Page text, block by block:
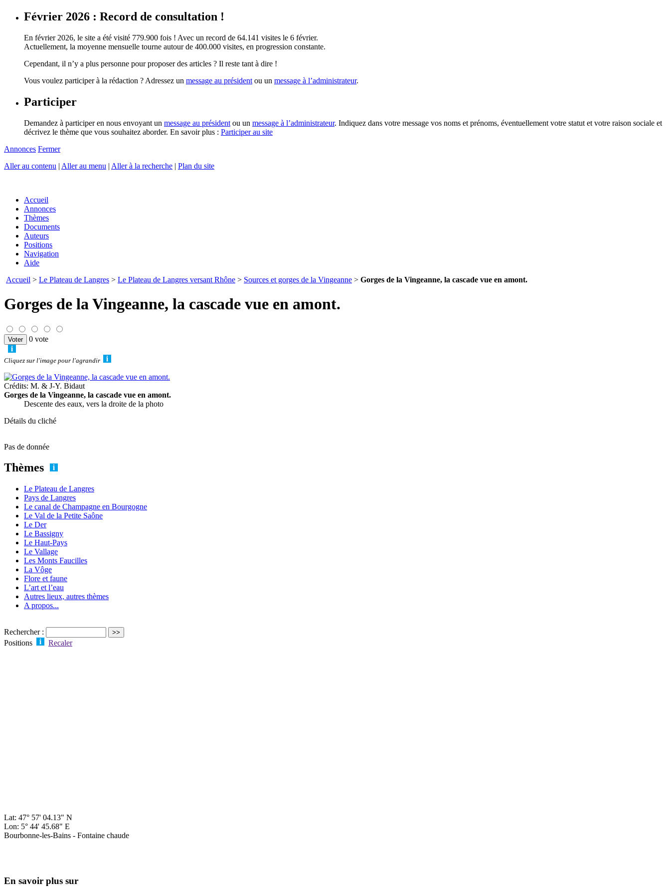
Février 2026 : Record de consultation !
En février 2026, le site a été visité 779.900 fois ! Avec un record de 64.141 visites le 6 février.
Actuellement, la moyenne mensuelle tourne autour de 400.000 visites, en progression constante.
Cependant, il n’y a plus personne pour proposer des articles ? Il reste tant à dire !
Vous voulez participer à la rédaction ? Adressez un message au président ou un message à l’administrateur.
Participer
Demandez à participer en nous envoyant un message au président ou un message à l’administrateur. Indiquez dans votre message vos noms et prénoms, éventuellement votre statut et votre raison sociale et
décrivez le thème que vous souhaitez aborder. En savoir plus : Participer au site
Annonces Fermer
Aller au contenu | Aller au menu | Aller à la recherche | Plan du site
Accueil
Annonces
Thèmes
Documents
Auteurs
Positions
Navigation
Aide
Accueil > Le Plateau de Langres > Le Plateau de Langres versant Rhône > Sources et gorges de la Vingeanne > Gorges de la Vingeanne, la cascade vue en amont.
Gorges de la Vingeanne, la cascade vue en amont.
0 vote
Cliquez sur l'image pour l'agrandir
Crédits: M. & J-Y. Bidaut
Gorges de la Vingeanne, la cascade vue en amont.
Descente des eaux, vers la droite de la photo
Détails du cliché
Pas de donnée
Thèmes
Le Plateau de Langres
Pays de Langres
Le canal de Champagne en Bourgogne
Le Val de la Petite Saône
Le Der
Le Bassigny
Le Haut-Pays
Le Vallage
Les Monts Faucilles
La Vôge
Flore et faune
L’art et l’eau
Autres lieux, autres thèmes
A propos...
Rechercher :
Positions
Recaler
Lat: 47° 57' 04.13" N
Lon: 5° 44' 45.68" E
Bourbonne-les-Bains - Fontaine chaude
En savoir plus sur